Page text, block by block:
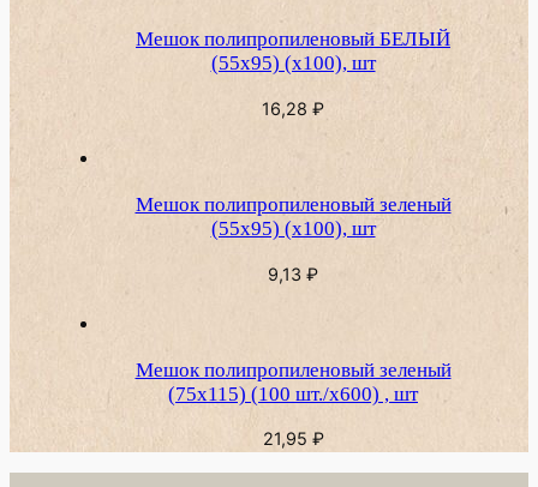
Мешок полипропиленовый БЕЛЫЙ
(55х95) (х100), шт
16,28 ₽
Мешок полипропиленовый зеленый
(55х95) (х100), шт
9,13 ₽
Мешок полипропиленовый зеленый
(75х115) (100 шт./х600) , шт
21,95 ₽